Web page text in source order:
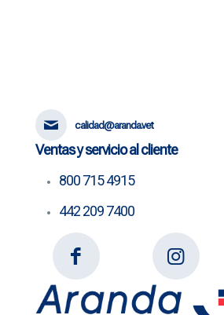
calidad@aranda.vet
Ventas y servicio al cliente
800 715 4915
442 209 7400